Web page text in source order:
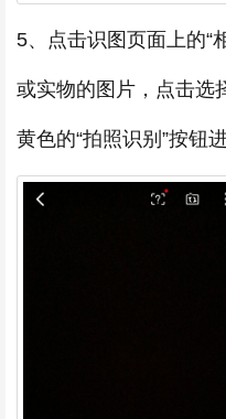
5、点击识图页面上的“
或实物的图片，点击选
黄色的“拍照识别”按钮